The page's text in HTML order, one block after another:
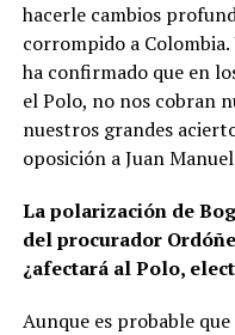
hacerle cambios
corrompido a
ha confirmado que en
el Polo, no nos cobran
nuestros grandes
oposición a Juan
La polarización de
del procurador
¿afectará al Polo,
Aunque es probable